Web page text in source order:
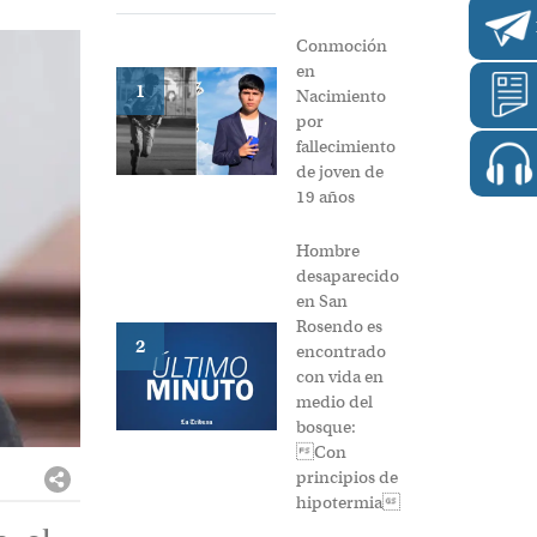
1
Conmoción
en
Nacimiento
por
fallecimiento
de joven de
19 años
2
Hombre
desaparecido
en San
Rosendo es
encontrado
con vida en
medio del
bosque:
Con
principios de
hipotermia